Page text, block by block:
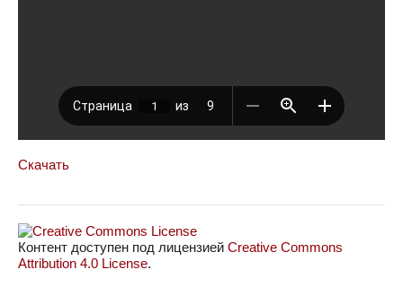
Скачать
Контент доступен под лицензией Creative Commons
Attribution 4.0 License.